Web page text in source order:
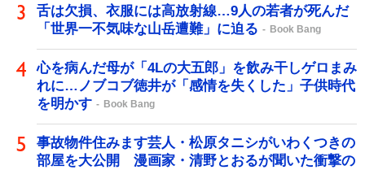
舌は欠損、衣服には高放射線…9人の若者が死んだ
「世界一不気味な山岳遭難」に迫る
Book Bang
心を病んだ母が「4Lの大五郎」を飲み干しゲロまみ
れに…ノブコブ徳井が「感情を失くした」子供時代
を明かす
Book Bang
事故物件住みます芸人・松原タニシがいわくつきの
部屋を大公開 漫画家・清野とおるが聞いた衝撃の